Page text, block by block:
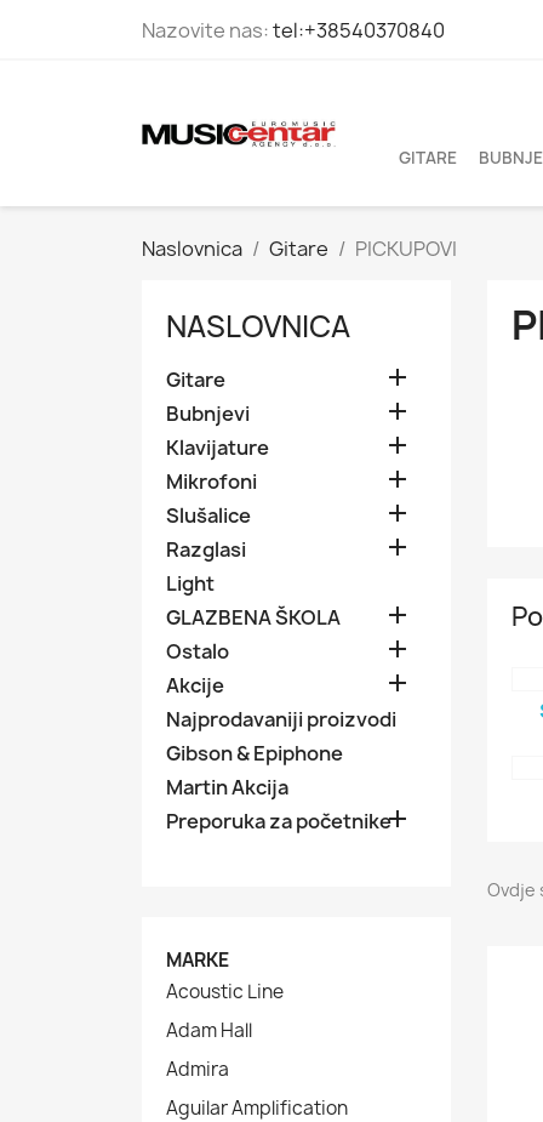
Nazovite nas:tel:+38540370840
GITARE
Naslovnica Gitare PICKUPOVI
NASLOVNICA
Gitare 
Bubnjevi 
Klavijature 
Mikrofoni 
Slušalice 
Razglasi 
Light
GLAZBENA ŠKOLA

Ostalo 
Akcije 
Najprodavaniji proizvodi
Gibson & Epiphone
Martin Akcija
Preporuka za početnike
MARKE
Acoustic Line
Adam Hall
Admira
Aguilar Amplification
Ovdje